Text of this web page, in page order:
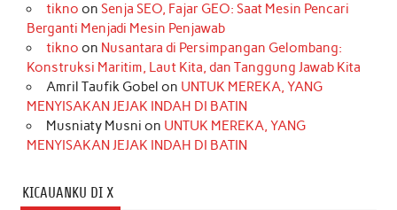
tikno on Senja SEO, Fajar GEO: Saat Mesin Pencari
Berganti Menjadi Mesin Penjawab
tikno on Nusantara di Persimpangan Gelombang:
Konstruksi Maritim, Laut Kita, dan Tanggung Jawab Kita
Amril Taufik Gobel on UNTUK MEREKA, YANG
MENYISAKAN JEJAK INDAH DI BATIN
Musniaty Musni on UNTUK MEREKA, YANG
MENYISAKAN JEJAK INDAH DI BATIN
KICAUANKU DI X